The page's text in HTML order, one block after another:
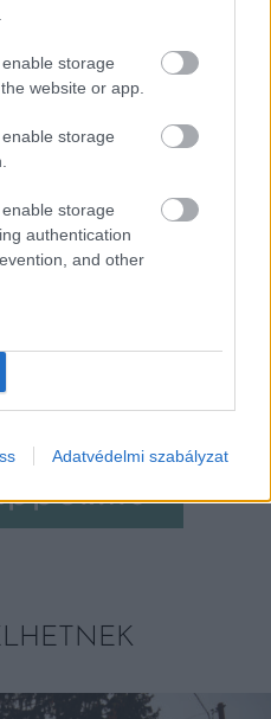
storage
website or app.
storage
storage
authentication
and other
Adatvédelmi szabályzat
/ Unsplash